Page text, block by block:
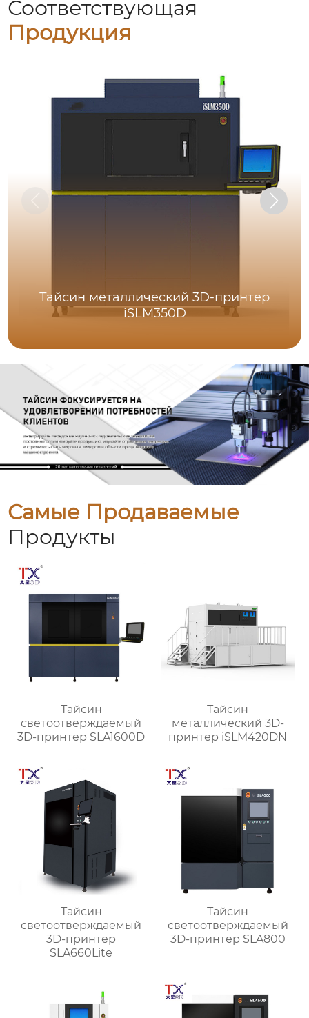
Соответствующая
Продукция
Тайсин металлический 3D-принтер
iSLM350D
Самые Продаваемые
Продукты
Тайсин
светоотверждаемый
3D-принтер SLA1600D
Тайсин
металлический 3D-
принтер iSLM420DN
Тайсин
светоотверждаемый
3D-принтер
SLA660Lite
Тайсин
светоотверждаемый
3D-принтер SLA800